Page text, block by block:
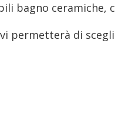
bagno ceramiche,
permetterà di